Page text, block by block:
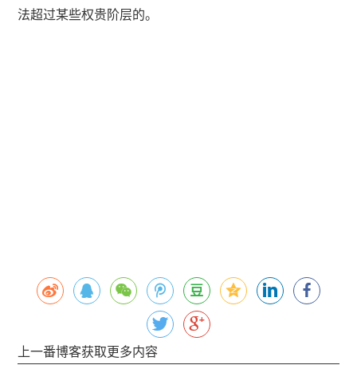
法超过某些权贵阶层的。
上一番博客获取更多内容